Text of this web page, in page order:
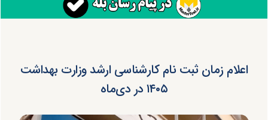
اعلام زمان ثبت نام کارشناسی ارشد وزارت بهداشت
۱۴۰۵ در دی‌ماه